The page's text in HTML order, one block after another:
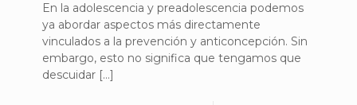
En la adolescencia y preadolescencia podemos
ya abordar aspectos más directamente
vinculados a la prevención y anticoncepción. Sin
embargo, esto no significa que tengamos que
descuidar […]